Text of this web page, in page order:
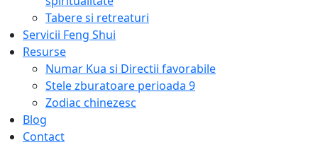
Tabere si retreaturi
Servicii Feng Shui
Resurse
Numar Kua si Directii favorabile
Stele zburatoare perioada 9
Zodiac chinezesc
Blog
Contact